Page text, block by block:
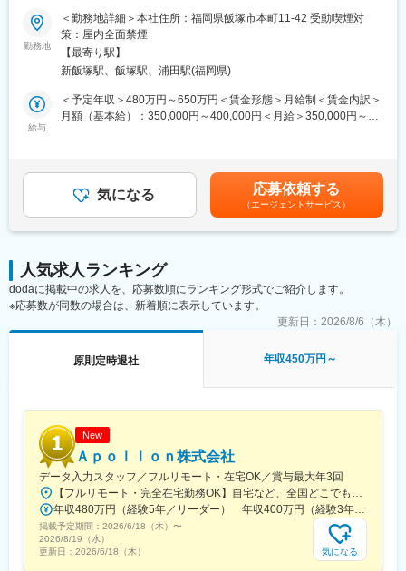
市駅、津駅、南方駅(大阪府)、北参道駅、天神駅、美栄橋駅、米野
駅、仙台駅、阿佐ケ谷駅、京王八王子駅、布田駅、虎ノ門ヒルズ
駅、高輪ゲートウェイ駅、赤羽橋駅、汐留駅、溜池山王駅、浜松
町駅、西日暮里駅、代官山駅、西早稲田駅、新宿御苑前駅、西太
駅、水道橋駅、日比谷駅、青井駅、牛田駅(東京都)、上野広小路
駅、蓮沼駅、平和島駅、銀座駅、馬喰横山駅、宝町駅(東京都)、新
駅、蒔田駅、新杉田駅、センター北駅、宮前平駅、高島町駅、伊
勢佐木長者町駅、馬車道駅、鶴見駅、北茅ケ崎駅、京急川崎駅、
登戸駅、本八幡駅(都営線)、市川駅、千葉駅、西船橋駅、本川越
駅、仙台駅(地下鉄)、広瀬通駅、野江内代駅、海老江駅、西長堀
駅、谷町九丁目駅、ＪＲ難波駅、新深江駅、千林駅、松虫駅、住
戸駅、中崎町駅、谷町四丁目駅、大阪天満宮駅、本町駅、大阪難
波駅、大小路駅、心斎橋駅、高槻市駅、千里中央駅(大阪モノレー
ル)、鳴滝駅、六地蔵駅(奈良線)、二条城前駅、観月橋駅、南公園
駅、摂津本山駅、湊川駅、神戸三宮駅(阪急・神戸高速)、春日野道
駅(阪急線)、新長田駅、中山観音駅、紀伊中ノ島駅、聖マリア病院
前駅、東中間駅、佐世保中央駅、西鉄香椎駅、金山駅(福岡県)、名
鉄名古屋駅、丸の内駅(愛知県)、栄町駅(愛知県)、久屋大通駅、高
里駅(舎人ライナー)、下落合駅、東新宿駅、虎ノ門駅、岩本町駅、
京橋駅(東京都)、京成関屋駅、御徒町駅、大森海岸駅、銀座一丁目
駅、茅場町駅、馬喰町駅、東池袋駅、曳舟駅、西横浜駅、横浜
駅、日本大通り駅、市川真間駅、鬼越駅、京成千葉駅、川越市
駅、あおば通駅、野田駅(阪神線)、四天王寺前夕陽ケ丘駅、大国町
駅、森小路駅、昭和町駅(大阪府)、針中野駅、花園町駅、細井川
駅、梅田駅(地下鉄)、天満橋駅、北浜駅(大阪府)、なんば駅(南海
線)、四ツ橋駅、花田口駅、撮影所前駅、六地蔵駅(京阪線)、桃山
御陵前駅、市民広場駅、三宮・花時計前駅、板宿駅、香椎宮前
ャンスがあります。チームで支え合いながら学び合う文化が根づ
きつつあり、自分らしい成長を目指せる環境です。
■当庫の特徴：
した。現在は飯塚市をはじめ、福岡市・宮若市など福岡県内に20
店舗を展開。地域の中小企業支援や暮らしに寄り添うサービスを
当庫は地域に根ざした金融機関として、地域の中小企業や個人事
業主を支援するために、新たな営業職を募集しています。増加す
るニーズに対応するため、組織強化を目的とした積極的な採用で
す。
■業務内容：
地域に根ざした営業活動を展開する当庫にて、融資・預金を中心
【融資業務】
地域の法人・個人事業主に対し、創業支援・設備投資・運転資金
けた仕組みづくりにも関与していただきます。
【預金業務】
来店されたお客様に対する口座開設・入出金・振込・定期預金の
ます。
のため、顔の見える関係性のなかで協力しながら業務に取り組む
文化が根づいています。中途入社の方も早期に馴染みやすく、そ
れぞれの強みを活かしながら成長していける職場です。
■ポジションの特徴：
地域に根ざした営業活動をベースに、お客様の課題に応じた金融
サービス（融資・預金・資産運用等）の提供を通じて、信頼関係
を築いていくポジションです。マネージャー候補として、業務遂
勤務地
＜勤務地詳細＞本社住所：福岡県飯塚市本町11-42 受動喫煙対
策：屋内全面禁煙
【最寄り駅】
新飯塚駅、飯塚駅、浦田駅(福岡県)
給与
＜予定年収＞480万円～650万円＜賃金形態＞月給制＜賃金内訳＞
月額（基本給）：350,000円～400,000円＜月給＞350,000円～
（主任）・580万円（32歳-10年目）（係長）・700万円（36
歳-14年目）（代理）賃金はあくまでも目安の金額であり、選考を
通じて上下する可能性があります。月給(月額)は固定手当を含めた
表記です。
気になる 応募依頼する
（エージェントサービス）
人気求人ランキング
dodaに掲載中の求人を、応募数順にランキング形式でご紹介します。
※応募数が同数の場合は、新着順に表示しています。
更新日： 2026/8/6（木）
原則定時退社 年収450万円～
New
Ａｐｏｌｌｏｎ株式会社
データ入力スタッフ／フルリモート・在宅OK／賞与最大年3回
【フルリモート・完全在宅勤務OK】自宅など、全国どこでもあなたが働きやすい場所で働けます★転居を伴う転勤なし★全国47都道府県どこからでも応募OK【本社】東京都新宿区山吹町130番地の15 茜ビル2-A＜アクセス＞有楽町線「江戸川橋駅」、東西線「東西線」より徒歩10分※受動喫煙対策：あり
年収480万円（経験5年／リーダー） 年収400万円（経験3年／メンバー）
掲載予定期間： 2026/6/18（木） 〜
2026/8/19（水）
更新日： 2026/6/18（木） 気になる